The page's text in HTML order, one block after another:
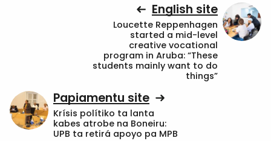
English site
Loucette Reppenhagen
started a mid-level
creative vocational
program in Aruba: “These
students mainly want to do
things”
Papiamentu site
Krísis polítiko ta lanta
kabes atrobe na Boneiru:
UPB ta retirá apoyo pa MPB